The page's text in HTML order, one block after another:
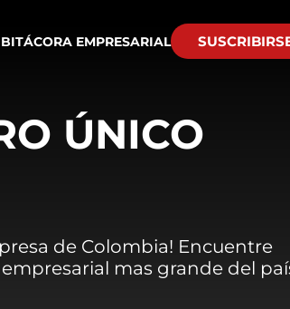
BITÁCORA EMPRESARIAL
ÚNICO
de Colombia! Encuentre
mas grande del